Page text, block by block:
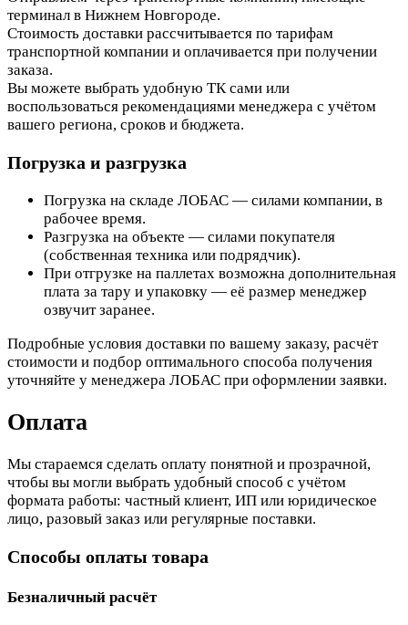
терминал в Нижнем Новгороде.
Стоимость доставки рассчитывается по тарифам
транспортной компании и оплачивается при получении
заказа.
Вы можете выбрать удобную ТК сами или
воспользоваться рекомендациями менеджера с учётом
вашего региона, сроков и бюджета.
Погрузка и разгрузка
Погрузка на складе ЛОБАС — силами компании, в
рабочее время.
Разгрузка на объекте — силами покупателя
(собственная техника или подрядчик).
При отгрузке на паллетах возможна дополнительная
плата за тару и упаковку — её размер менеджер
озвучит заранее.
Подробные условия доставки по вашему заказу, расчёт
стоимости и подбор оптимального способа получения
уточняйте у менеджера ЛОБАС при оформлении заявки.
Оплата
Мы стараемся сделать оплату понятной и прозрачной,
чтобы вы могли выбрать удобный способ с учётом
формата работы: частный клиент, ИП или юридическое
лицо, разовый заказ или регулярные поставки.
Способы оплаты товара
Безналичный расчёт